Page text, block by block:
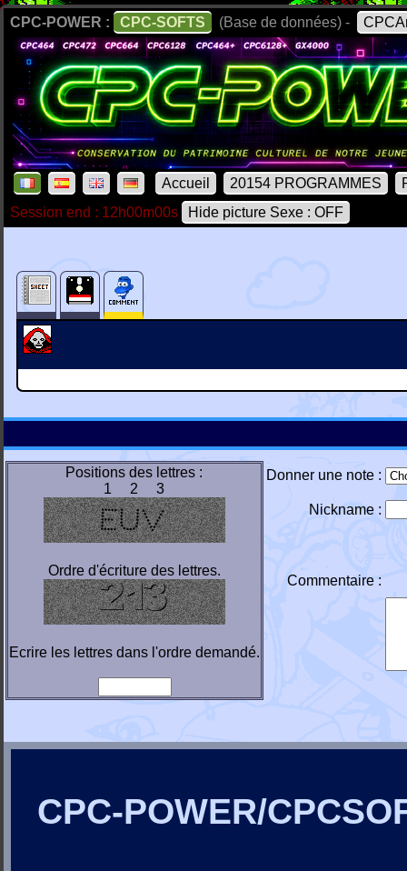
CPC-POWER : CPC-SOFTS (Base de données) -
Accueil 20154 PROGRAMMES
Session end : 12h00m00s
Hide picture Sexe : OFF
Positions des lettres :
1 2 3
Ordre d'écriture des lettres.
Ecrire les lettres dans l'ordre demandé.
Donner une note :
Nickname :
Commentaire :
CPC-POWER/